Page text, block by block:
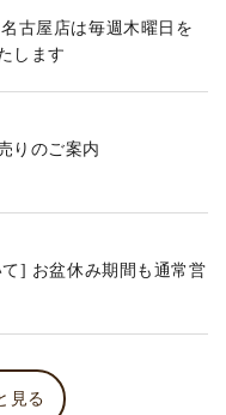
古屋店は毎週木曜日を
します
りのご案内
] お盆休み期間も通常営
見る